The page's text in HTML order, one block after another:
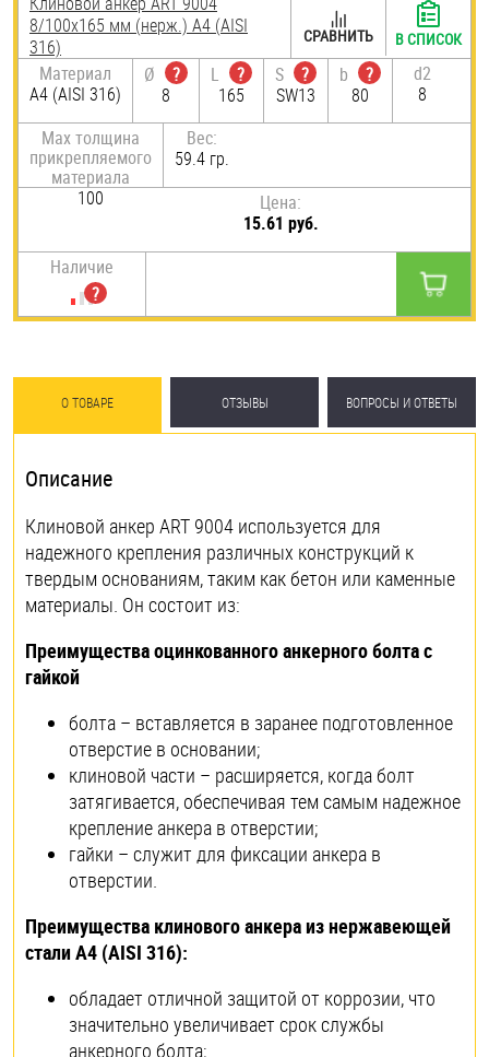
8/100х165 мм (нерж.) A4 (AISI
316)
Материал
A4 (AISI 316)
Ø
?
8
L
?
165
S
?
SW13
b
?
80
d2
8
Max толщина
прикрепляемого
материала
100
Вес:
59.4 гр.
Цена:
15.61 руб.
Наличие
СРАВНИТЬ В СПИСОК
О ТОВАРЕ ОТЗЫВЫ ВОПРОСЫ И ОТВЕТЫ
Описание
Клиновой анкер ART 9004 используется для
надежного крепления различных конструкций к
твердым основаниям, таким как бетон или каменные
материалы. Он состоит из:
Преимущества оцинкованного анкерного болта с
гайкой
болта – вставляется в заранее подготовленное
отверстие в основании;
клиновой части – расширяется, когда болт
затягивается, обеспечивая тем самым надежное
крепление анкера в отверстии;
гайки – служит для фиксации анкера в
отверстии.
Преимущества клинового анкера из нержавеющей
стали A4 (AISI 316):
обладает отличной защитой от коррозии, что
значительно увеличивает срок службы
анкерного болта;